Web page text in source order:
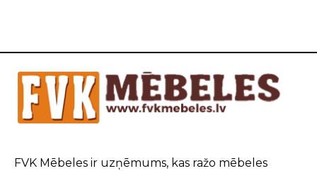
FVK Mēbeles ir uzņēmums, kas ražo mēbeles